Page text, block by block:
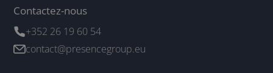
Contactez-nous
+352 26 19 60 54
contact@presencegroup.eu